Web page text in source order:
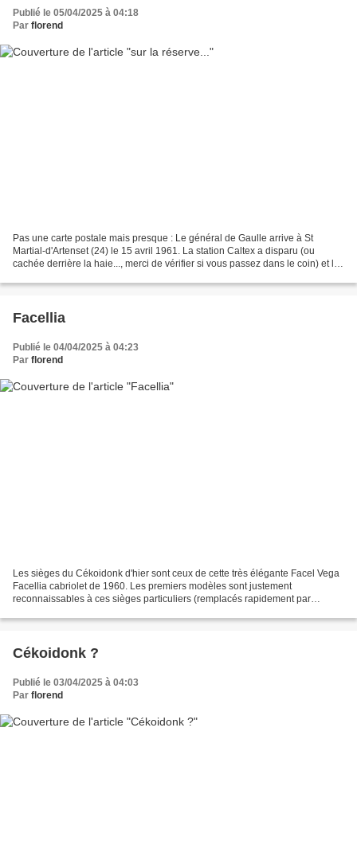
Publié le 05/04/2025 à 04:18
Par florend
Pas une carte postale mais presque : Le général de Gaulle arrive à St
Martial-d'Artenset (24) le 15 avril 1961. La station Caltex a disparu (ou
cachée derrière la haie..., merci de vérifier si vous passez dans le coin) et la
Facellia
Publié le 04/04/2025 à 04:23
Par florend
Les sièges du Cékoidonk d'hier sont ceux de cette très élégante Facel Vega
Facellia cabriolet de 1960. Les premiers modèles sont justement
reconnaissables à ces sièges particuliers (remplacés rapidement par
Cékoidonk ?
Publié le 03/04/2025 à 04:03
Par florend